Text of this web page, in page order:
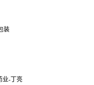
装
业-丁亮